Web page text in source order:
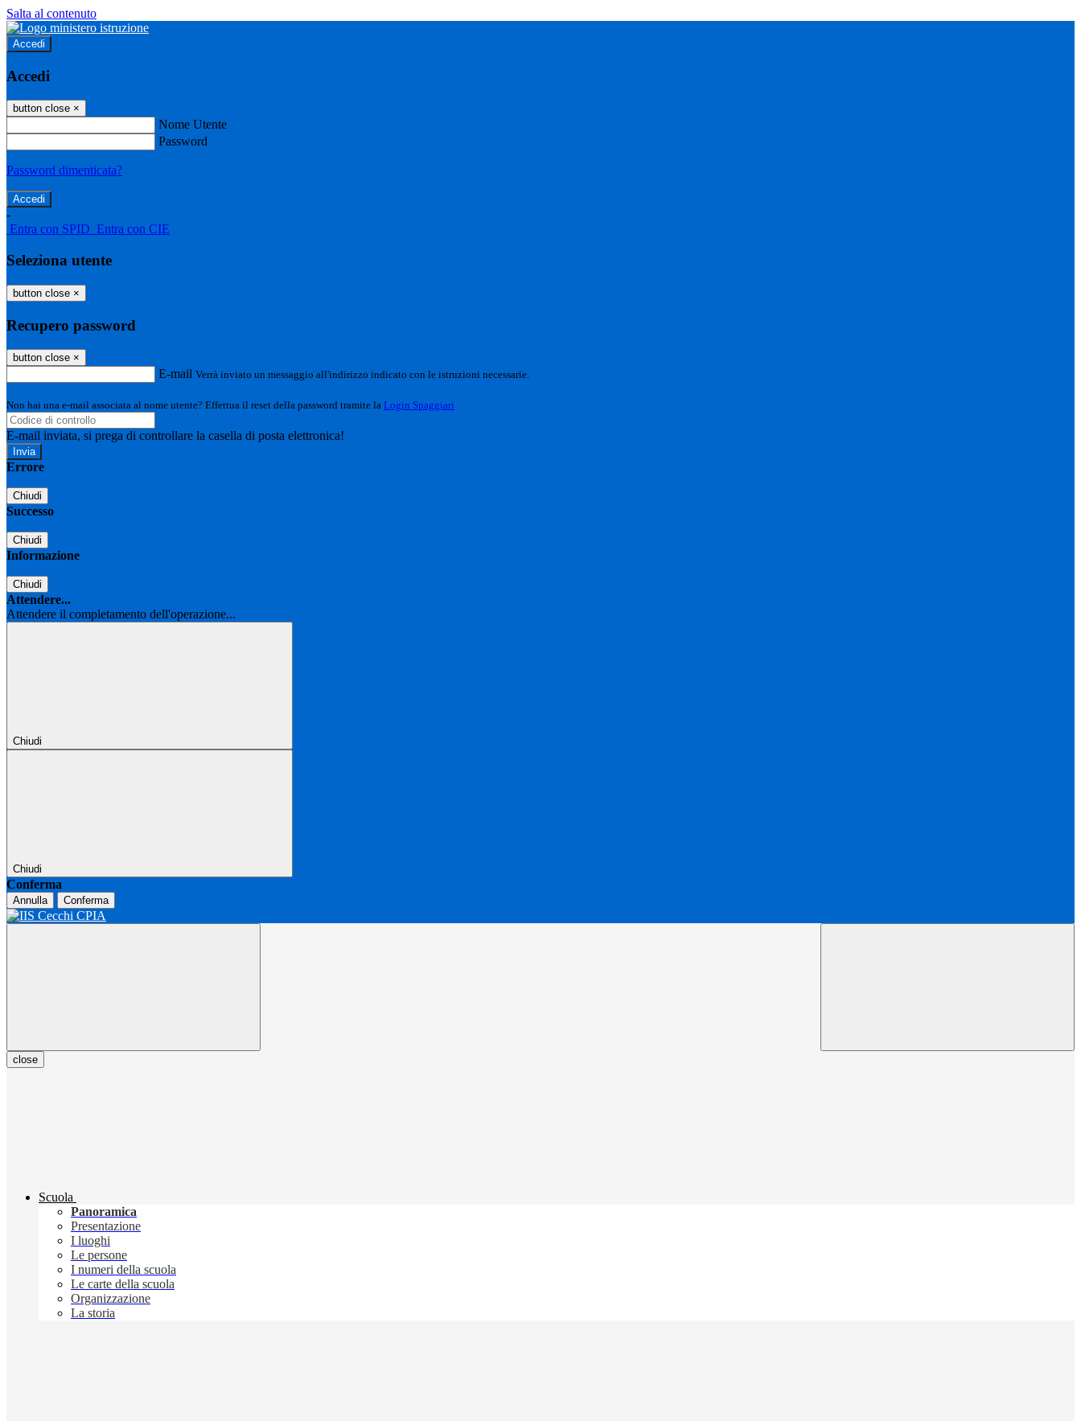
Salta al contenuto
Accedi
Accedi
button close ×
Nome Utente
Password
Password dimenticata?
-
Entra con SPID Entra con CIE
Seleziona utente
button close ×
Recupero password
button close ×
E-mail Verrà inviato un messaggio all'indirizzo indicato con le istruzioni necessarie.
Non hai una e-mail associata al nome utente? Effettua il reset della password tramite la Login Spaggiari
E-mail inviata, si prega di controllare la casella di posta elettronica!
Errore
Chiudi
Successo
Chiudi
Informazione
Chiudi
Attendere...
Attendere il completamento dell'operazione...
Chiudi
Chiudi
Conferma
Annulla Conferma
close
Scuola
Panoramica
Presentazione
I luoghi
Le persone
I numeri della scuola
Le carte della scuola
Organizzazione
La storia